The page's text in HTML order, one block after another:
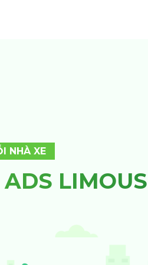
NHÀ XE